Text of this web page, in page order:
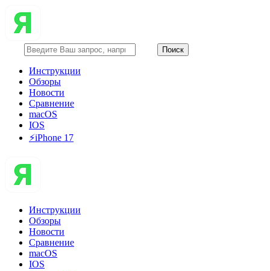
Инструкции
Обзоры
Новости
Сравнение
macOS
IOS
⚡️iPhone 17
Инструкции
Обзоры
Новости
Сравнение
macOS
IOS